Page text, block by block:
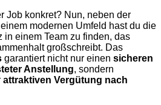
Job konkret? Nun, neben der
modernen Umfeld hast du die
in einem Team zu finden, das
großschreibt. Das
garantiert nicht nur einen sicheren
Anstellung, sondern
attraktiven Vergütung nach